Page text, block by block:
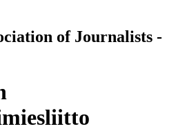
of Journalists -